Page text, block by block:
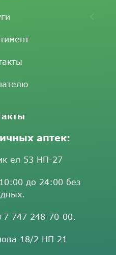
аптек:
ел 53 НП-27
до 24:00 без
747 248-70-00.
18/2 НП 21